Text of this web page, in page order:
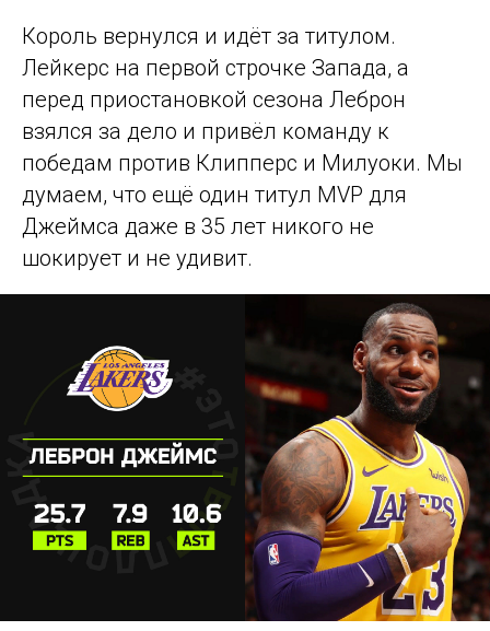
Король вернулся и идёт за титулом.
Лейкерс на первой строчке Запада, а
перед приостановкой сезона Леброн
взялся за дело и привёл команду к
победам против Клипперс и Милуоки. Мы
думаем, что ещё один титул MVP для
Джеймса даже в 35 лет никого не
шокирует и не удивит.